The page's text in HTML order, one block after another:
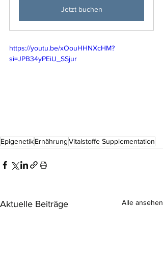
Jetzt buchen
https://youtu.be/xOouHHNXcHM?
si=JPB34yPEiU_SSjur
EpigenetikErnährungVitalstoffe Supplementation
Aktuelle Beiträge Alle ansehen